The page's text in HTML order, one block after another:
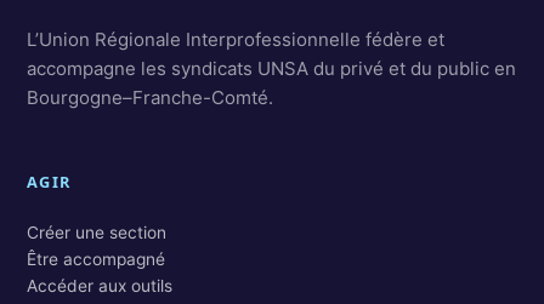
L’Union Régionale Interprofessionnelle fédère et
accompagne les syndicats UNSA du privé et du public en
Bourgogne–Franche-Comté.
AGIR
Créer une section
Être accompagné
Accéder aux outils